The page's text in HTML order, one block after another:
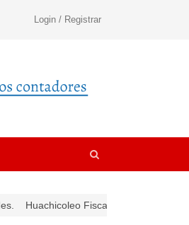
Login / Registrar
Huachicoleo Fiscal del terror.